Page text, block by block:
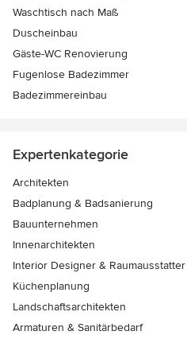
Waschtisch nach Maß
Duscheinbau
Gäste-WC Renovierung
Fugenlose Badezimmer
Badezimmereinbau
Expertenkategorie
Architekten
Badplanung & Badsanierung
Bauunternehmen
Innenarchitekten
Interior Designer & Raumausstatter
Küchenplanung
Landschaftsarchitekten
Armaturen & Sanitärbedarf